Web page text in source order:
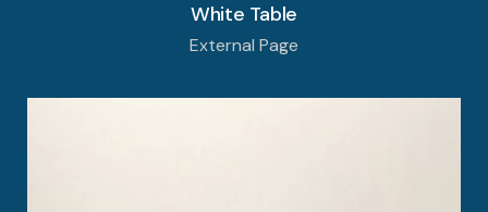
White Table
External Page